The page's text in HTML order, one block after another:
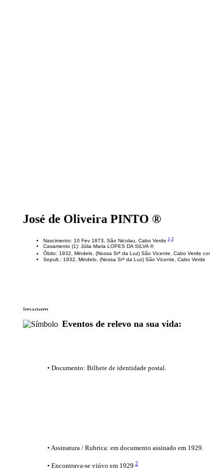
José de Oliveira PINTO ®
Nascimento: 10 Fev 1873, São Nicolau, Cabo Verde1 2
Casamento (1): Júlia Maria LOPES DA SILVA ®
Óbito: 1932, Mindelo, (Nossa Srª da Luz) São Vicente, Cabo Verde
Sepult.: 1932, Mindelo, (Nossa Srª da Luz) São Vicente, Cabo Verde
Eventos de relevo na sua vida:
• Documento: Bilhete de identidade postal.
• Assinatura / Rubrica: em documento assinado em 1929.
• Encontrava-se viúvo em 19292